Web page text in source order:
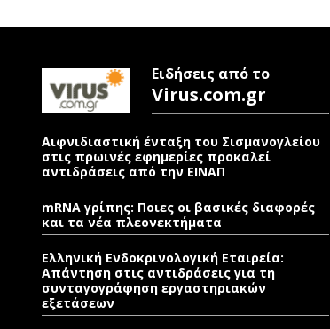
Ειδήσεις από το
Virus.com.gr
Αιφνιδιαστική ένταξη του Σισμανογλείου
στις πρωινές εφημερίες προκαλεί
αντιδράσεις από την ΕΙΝΑΠ
mRNA γρίπης: Ποιες οι βασικές διαφορές
και τα νέα πλεονεκτήματα
Ελληνική Ενδοκρινολογική Εταιρεία:
Απάντηση στις αντιδράσεις για τη
συνταγογράφηση εργαστηριακών
εξετάσεων